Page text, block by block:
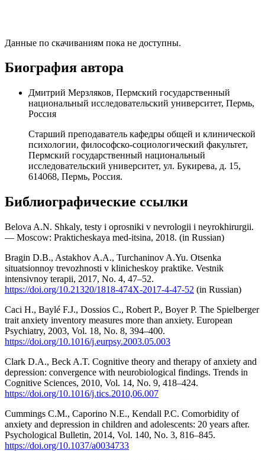
Данные по скачиваниям пока не доступны.
Биография автора
Дмитрий Мерзляков, Пермский государственный
национальный исследовательский университет, Пермь,
Россия
Старший преподаватель кафедры общей и клинической
психологии, философско-социологический факультет,
Пермский государственный национальный
исследовательский университет, ул. Букирева, д. 15,
614068, Пермь, Россия.
Библиографические ссылки
Belova A.N. Shkaly, testy i oprosniki v nevrologii i neyrokhirurgii.
— Moscow: Prakticheskaya med-itsina, 2018. (in Russian)
Bragin D.B., Astakhov A.A., Turchaninov A.Yu. Otsenka
situatsionnoy trevozhnosti v klinicheskoy praktike. Vestnik
intensivnoy terapii, 2017, No. 4, 47–52.
https://doi.org/10.21320/1818-474X-2017-4-47-52 (in Russian)
Caci H., Baylé F.J., Dossios C., Robert P., Boyer P. The Spielberger
trait anxiety inventory measures more than anxiety. European
Psychiatry, 2003, Vol. 18, No. 8, 394–400.
https://doi.org/10.1016/j.eurpsy.2003.05.003
Clark D.A., Beck A.T. Cognitive theory and therapy of anxiety and
depression: convergence with neurobiological findings. Trends in
Cognitive Sciences, 2010, Vol. 14, No. 9, 418–424.
https://doi.org/10.1016/j.tics.2010,06.007
Cummings C.M., Caporino N.E., Kendall P.C. Comorbidity of
anxiety and depression in children and adolescents: 20 years after.
Psychological Bulletin, 2014, Vol. 140, No. 3, 816–845.
https://doi.org/10.1037/a0034733